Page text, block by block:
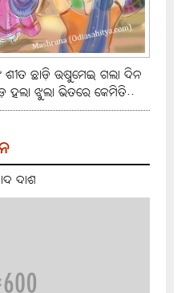
ଛାଡ଼ି ଉଷୁମେଇ ଗଲା ଦିନ
ହଲା ଝୁଲା ଭିତରେ କେମିତି..
ଦାଶ